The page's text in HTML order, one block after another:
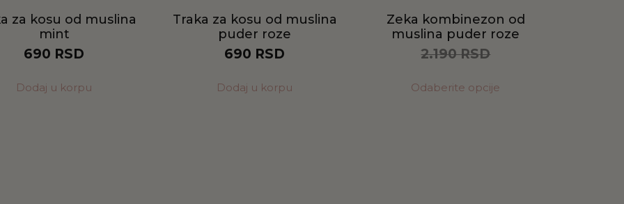
za kosu od muslina
mint
690 RSD
Dodaj u korpu
Traka za kosu od muslina
puder roze
690 RSD
Dodaj u korpu
Zeka kombinezon od
muslina puder roze
2.190RSD
Odaberite opcije